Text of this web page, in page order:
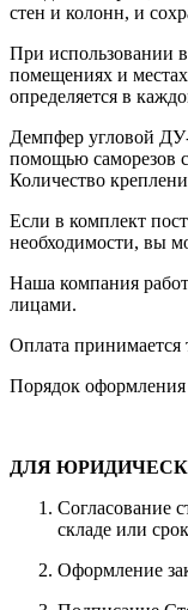
стен и колонн, и
При использовании
помещениях и
определяется в
Демпфер угловой
помощью саморезов
Количество
Если в комплект
необходимости, вы
Наша компания
лицами.
Оплата принимается
Порядок оформления
ДЛЯ
Согласование
складе или
Оформление